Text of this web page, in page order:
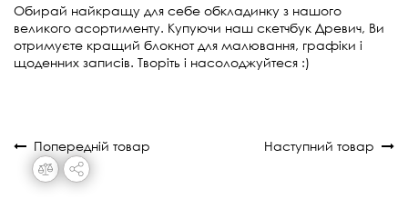
Обирай найкращу для себе обкладинку з нашого
великого асортименту. Купуючи наш скетчбук Древич, Ви
отримуєте кращий блокнот для малювання, графіки і
щоденних записів. Творіть і насолоджуйтеся :)
Попередній товар Наступний товар